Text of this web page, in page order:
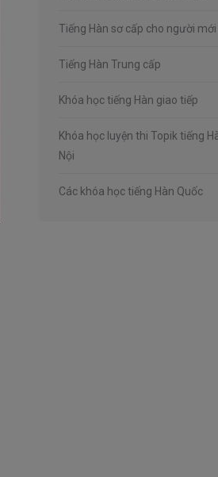
Tiếng Hàn sơ cấp cho người
Tiếng Hàn Trung cấp
Khóa học tiếng Hàn giao tiếp
Khóa học luyện thi Topik tiếng
Nội
Các khóa học tiếng Hàn Quốc